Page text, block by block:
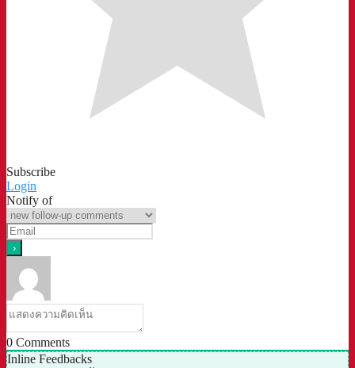
Subscribe
Login
Notify of
0 Comments
Inline Feedbacks